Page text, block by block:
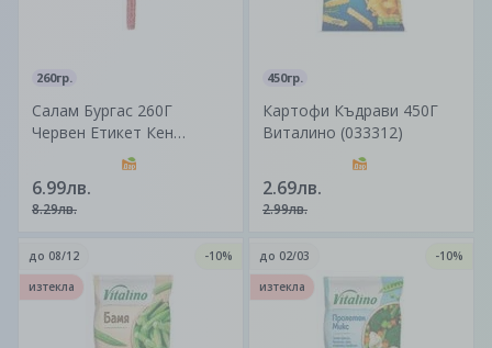
260гр.
Салам Бургас 260Г
Червен Етикет Кен
6.99лв.
8.29лв.
450гр.
Картофи Къдрави 450Г
Виталино (033312)
2.69лв.
2.99лв.
до 08/12
-10%
изтекла
до 02/03
-10%
изтекла